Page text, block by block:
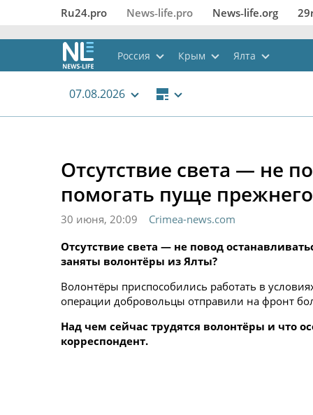
Ru24.pro News‑life.pro News‑life.org
Россия Крым Ялта
07.08.2026
Отсутствие света — не
помогать пуще прежнего
30 июня, 20:09
Crimea-news.com
Отсутствие света — не повод
заняты волонтёры из Ялты?
Волонтёры приспособились работать в
операции добровольцы отправили на фронт
Над чем сейчас трудятся волонтёры и что
корреспондент.